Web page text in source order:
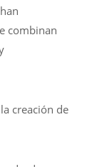
combinan
creación de